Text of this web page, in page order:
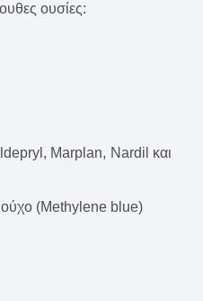
ουσίες:
Marplan, Nardil και
(Methylene blue)